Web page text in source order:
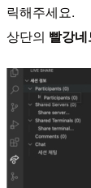
릭해주세요.
상단의 빨강